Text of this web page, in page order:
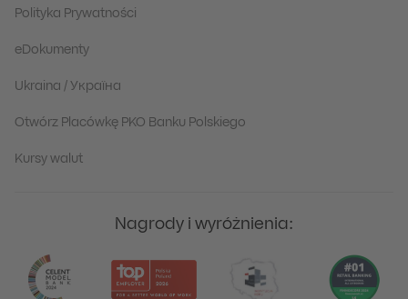
Polityka Prywatności
eDokumenty
Ukraina / Україна
Otwórz Placówkę PKO Banku Polskiego
Kursy walut
Nagrody i wyróżnienia: